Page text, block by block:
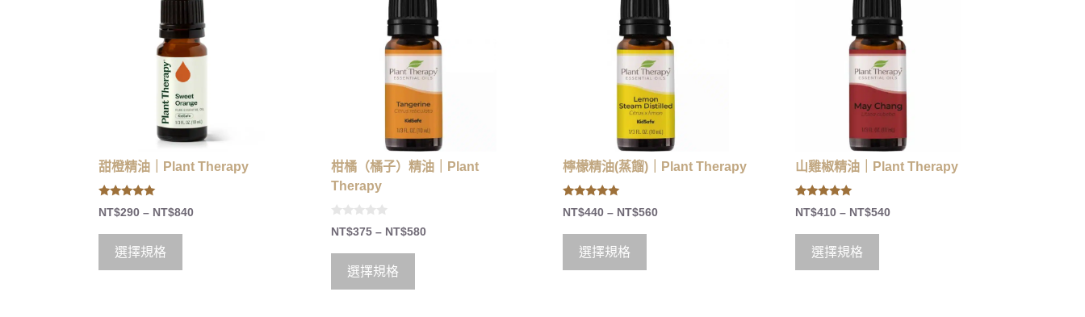
甜橙精油｜Plant Therapy
5.00
out of 5
NT$290 – NT$840
選擇規格
柑橘（橘子）精油｜Plant
Therapy
0
o
t
5
NT$375 – NT$580
選擇規格
檸檬精油(蒸餾)｜Plant Therapy
5.00
out of 5
NT$440 – NT$560
選擇規格
山雞椒精油｜Plant Therapy
5.00
out of 5
NT$410 – NT$540
選擇規格